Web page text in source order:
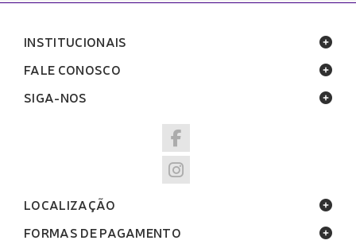
INSTITUCIONAIS
FALE CONOSCO
SIGA-NOS
LOCALIZAÇÃO
FORMAS DE PAGAMENTO